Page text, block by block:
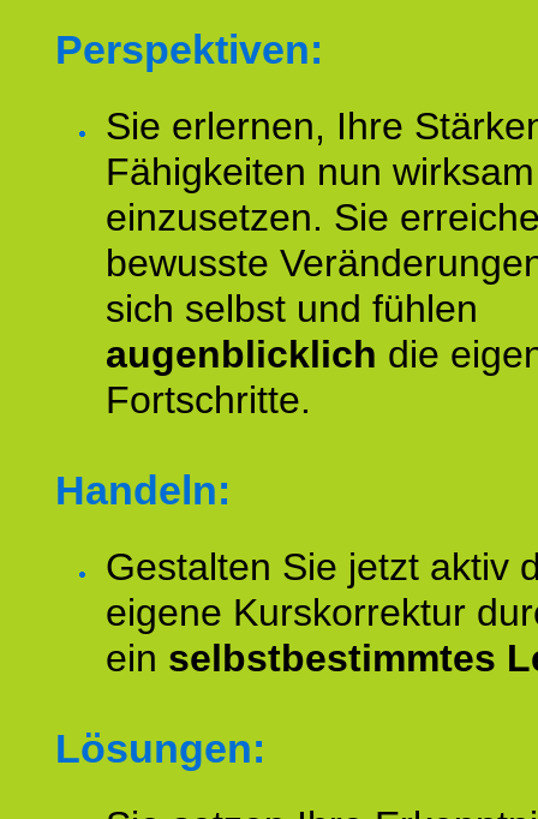
Perspektiven:
Sie erlernen, Ihre
Fähigkeiten nun wirksam
einzusetzen. Sie
bewusste
sich selbst und fühlen
augenblicklich die
Fortschritte.
Handeln:
Gestalten Sie jetzt aktiv
eigene Kurskorrektur
ein selbstbestimmtes
Lösungen: